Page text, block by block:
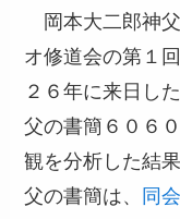
岡本大二郎神
オ修道会の第１
２６年に来日し
父の書簡６０６
観を分析した結
父の書簡は、
同